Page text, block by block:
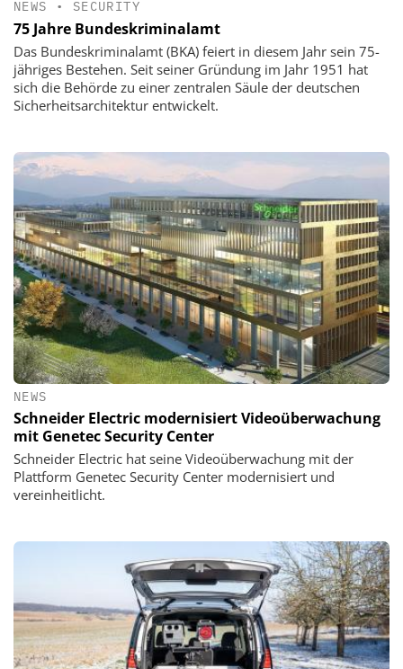
NEWS • SECURITY
75 Jahre Bundeskriminalamt
Das Bundeskriminalamt (BKA) feiert in diesem Jahr sein 75-
jähriges Bestehen. Seit seiner Gründung im Jahr 1951 hat
sich die Behörde zu einer zentralen Säule der deutschen
Sicherheitsarchitektur entwickelt.
NEWS
Schneider Electric modernisiert Videoüberwachung
mit Genetec Security Center
Schneider Electric hat seine Videoüberwachung mit der
Plattform Genetec Security Center modernisiert und
vereinheitlicht.